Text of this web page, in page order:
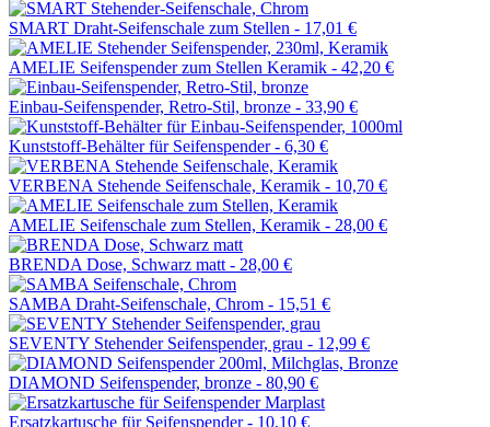
SMART Draht-Seifenschale zum Stellen - 17,01 €
AMELIE Seifenspender zum Stellen Keramik - 42,20 €
Einbau-Seifenspender, Retro-Stil, bronze - 33,90 €
Kunststoff-Behälter für Seifenspender - 6,30 €
VERBENA Stehende Seifenschale, Keramik - 10,70 €
AMELIE Seifenschale zum Stellen, Keramik - 28,00 €
BRENDA Dose, Schwarz matt - 28,00 €
SAMBA Draht-Seifenschale, Chrom - 15,51 €
SEVENTY Stehender Seifenspender, grau - 12,99 €
DIAMOND Seifenspender, bronze - 80,90 €
Ersatzkartusche für Seifenspender - 10,10 €